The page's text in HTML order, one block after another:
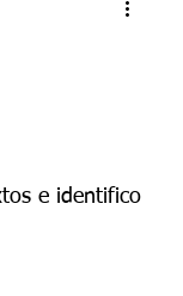
e identifico